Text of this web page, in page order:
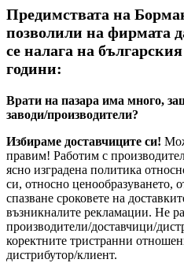
Предимствата на
позволили на фирмата
се налага на
години:
Врати на пазара има много,
заводи/производители?
Избираме доставчиците си!
правим! Работим с
ясно изградена политика
си, относно ценообразуването,
спазване сроковете на
възникналите рекламации. Не
производители/доставчици/
коректните тристранни
дистрибутор/клиент.